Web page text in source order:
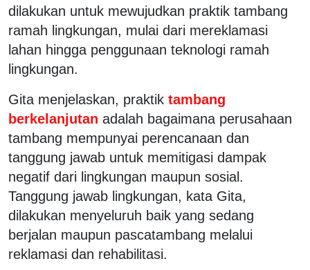
dilakukan untuk mewujudkan praktik tambang
ramah lingkungan, mulai dari mereklamasi
lahan hingga penggunaan teknologi ramah
lingkungan.
Gita menjelaskan, praktik tambang
berkelanjutan adalah bagaimana perusahaan
tambang mempunyai perencanaan dan
tanggung jawab untuk memitigasi dampak
negatif dari lingkungan maupun sosial.
Tanggung jawab lingkungan, kata Gita,
dilakukan menyeluruh baik yang sedang
berjalan maupun pascatambang melalui
reklamasi dan rehabilitasi.